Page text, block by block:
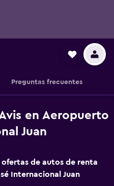
Preguntas frecuentes
en Aeropuerto
Juan
de autos de renta
Internacional Juan